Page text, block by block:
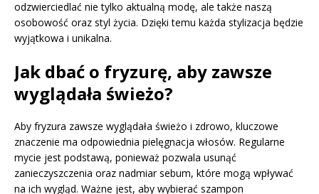
odzwierciedlać nie tylko aktualną modę, ale także naszą
osobowość oraz styl życia. Dzięki temu każda stylizacja będzie
wyjątkowa i unikalna.
Jak dbać o fryzurę, aby zawsze
wyglądała świeżo?
Aby fryzura zawsze wyglądała świeżo i zdrowo, kluczowe
znaczenie ma odpowiednia pielęgnacja włosów. Regularne
mycie jest podstawą, ponieważ pozwala usunąć
zanieczyszczenia oraz nadmiar sebum, które mogą wpływać
na ich wygląd. Ważne jest, aby wybierać szampon